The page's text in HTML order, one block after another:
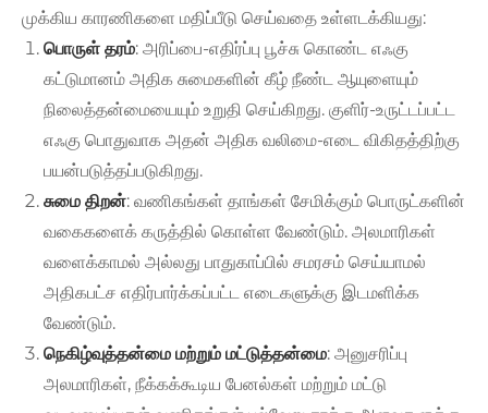
முக்கிய காரணிகளை மதிப்பீடு செய்வதை உள்ளடக்கியது:
பொருள் தரம்: அரிப்பை-எதிர்ப்பு பூச்சு கொண்ட எஃகு
கட்டுமானம் அதிக சுமைகளின் கீழ் நீண்ட ஆயுளையும்
நிலைத்தன்மையையும் உறுதி செய்கிறது. குளிர்-உருட்டப்பட்ட
எஃகு பொதுவாக அதன் அதிக வலிமை-எடை விகிதத்திற்கு
பயன்படுத்தப்படுகிறது.
சுமை திறன்: வணிகங்கள் தாங்கள் சேமிக்கும் பொருட்களின்
வகைகளைக் கருத்தில் கொள்ள வேண்டும். அலமாரிகள்
வளைக்காமல் அல்லது பாதுகாப்பில் சமரசம் செய்யாமல்
அதிகபட்ச எதிர்பார்க்கப்பட்ட எடைகளுக்கு இடமளிக்க
வேண்டும்.
நெகிழ்வுத்தன்மை மற்றும் மட்டுத்தன்மை: அனுசரிப்பு
அலமாரிகள், நீக்கக்கூடிய பேனல்கள் மற்றும் மட்டு